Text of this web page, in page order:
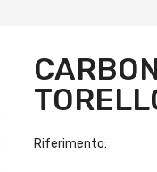
Riferimento: